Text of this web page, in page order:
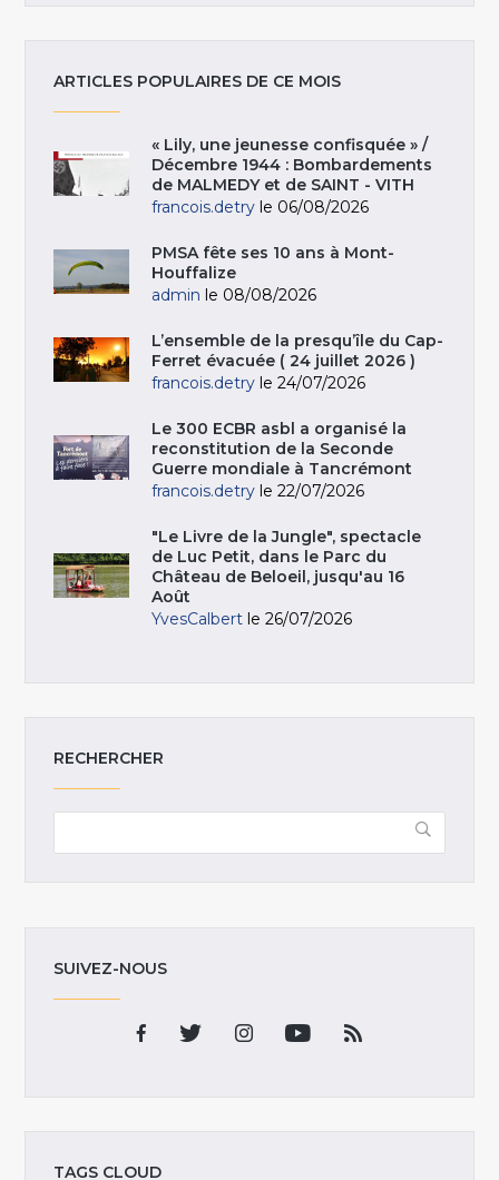
ARTICLES POPULAIRES DE CE MOIS
« Lily, une jeunesse confisquée » /
Décembre 1944 : Bombardements
de MALMEDY et de SAINT - VITH
francois.detry le 06/08/2026
PMSA fête ses 10 ans à Mont-
Houffalize
admin le 08/08/2026
L’ensemble de la presqu’île du Cap-
Ferret évacuée ( 24 juillet 2026 )
francois.detry le 24/07/2026
Le 300 ECBR asbl a organisé la
reconstitution de la Seconde
Guerre mondiale à Tancrémont
francois.detry le 22/07/2026
"Le Livre de la Jungle", spectacle
de Luc Petit, dans le Parc du
Château de Beloeil, jusqu'au 16
Août
YvesCalbert le 26/07/2026
RECHERCHER
SUIVEZ-NOUS
TAGS CLOUD